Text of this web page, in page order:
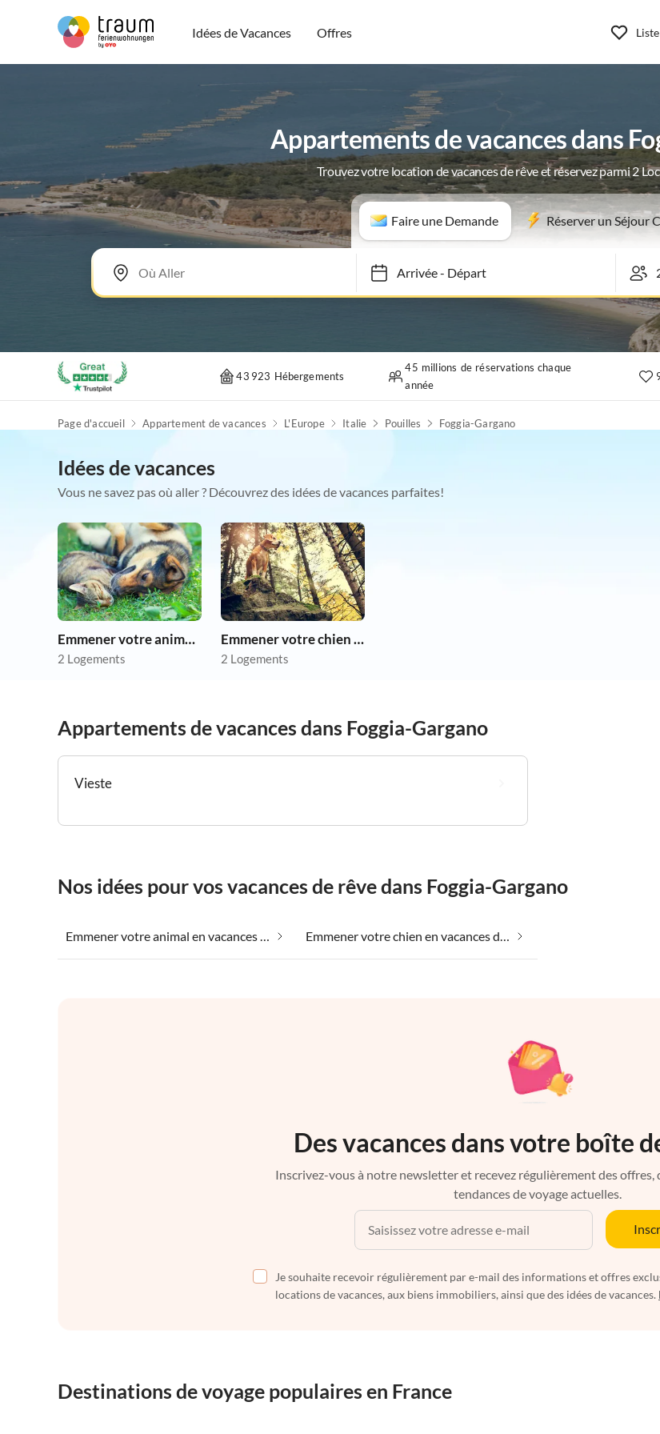
Idées de Vacances Offres
Appartements de vacances dans
Trouvez votre location de vacances de rêve et réservez parmi 2
Faire une Demande Réserver un Séjour
Arrivée-Départ
43 923 Hébergements
45 millions de réservations chaque
année
Page d'accueil Appartement de vacances L'Europe Italie Pouilles Foggia-Gargano
Idées de vacances
Vous ne savez pas où aller ? Découvrez des idées de vacances parfaites!
Emmener votre animal en vacances
2 Logements
Emmener votre chien en vacances
2 Logements
Appartements de vacances dans Foggia-Gargano
Vieste
Nos idées pour vos vacances de rêve dans Foggia-Gargano
Emmener votre animal en vacances dans Foggia-Gargano Emmener votre chien en vacances dans Foggia-Gargano
Des vacances dans votre boîte
Inscrivez-vous à notre newsletter et recevez régulièrement des offres,
tendances de voyage actuelles.
Je souhaite recevoir régulièrement par e-mail des informations et offres
locations de vacances, aux biens immobiliers, ainsi que des idées de vacances.
Destinations de voyage populaires en France